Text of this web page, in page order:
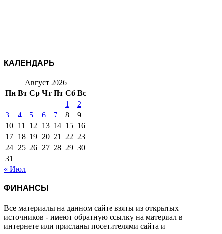
КАЛЕНДАРЬ
Август 2026
Пн Вт Ср Чт Пт Сб Вс
1
2
3
4 5 6 7 8
9
10 11 12 13 14 15 16
17 18 19 20 21 22 23
24 25 26 27 28 29 30
31
« Июл
ФИНАНСЫ
Все материалы на данном сайте взяты из открытых
источников - имеют обратную ссылку на материал в
интернете или присланы посетителями сайта и